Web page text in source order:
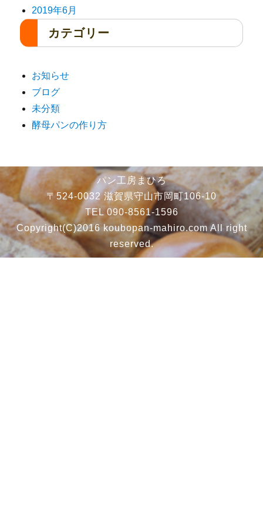
2019年6月
カテゴリー
お知らせ
ブログ
未分類
酵母パンの作り方
パン工房まひろ
〒524-0032 滋賀県守山市岡町106-10
TEL 090-8561-1596
Copyright(C)2016 koubopan-mahiro.com All right
reserved.